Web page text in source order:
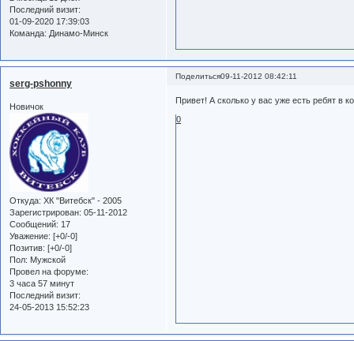
Последний визит:
01-09-2020 17:39:03
Команда: Динамо-Минск
Поделиться09-11-2012 08:42:11
serg-pshonny
Новичок
Откуда: ХК "Витебск" - 2005
Зарегистрирован: 05-11-2012
Сообщений: 17
Уважение: [+0/-0]
Позитив: [+0/-0]
Пол: Мужской
Провел на форуме:
3 часа 57 минут
Последний визит:
24-05-2013 15:52:23
Привет! А сколько у вас уже есть ребят в
0